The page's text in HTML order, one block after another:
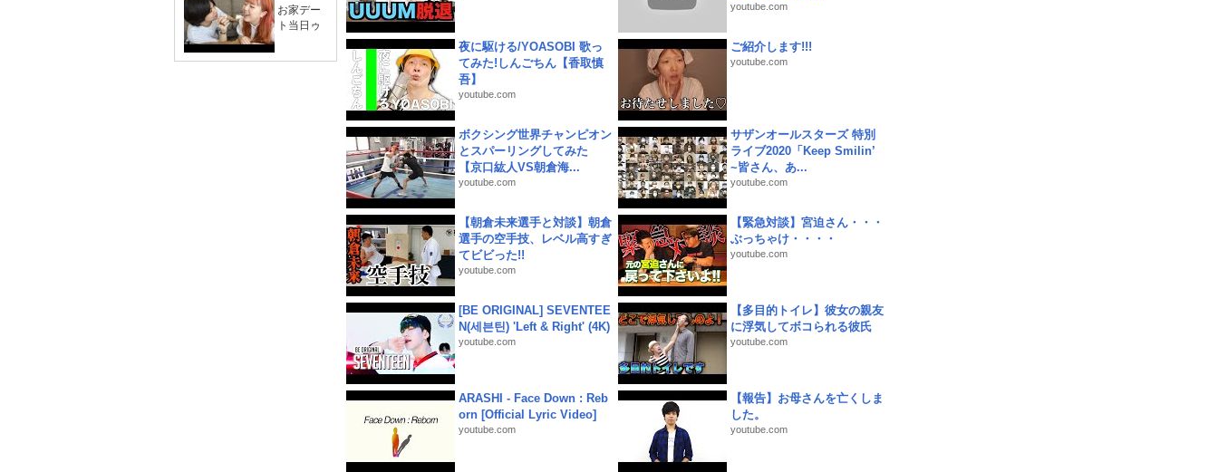
お家デー
ト当日ゥ
youtube.com
夜に駆ける/YOASOBI 歌っ
てみた!しんごちん【香取慎
吾】
youtube.com
ご紹介します!!!
youtube.com
ボクシング世界チャンピオン
とスパーリングしてみた
【京口紘人VS朝倉海...
youtube.com
サザンオールスターズ 特別
ライブ2020「Keep Smilin’
~皆さん、あ...
youtube.com
【朝倉未来選手と対談】朝倉
選手の空手技、レベル高すぎ
てビビった!!
youtube.com
【緊急対談】宮迫さん・・・
ぶっちゃけ・・・・
youtube.com
[BE ORIGINAL] SEVENTEE
N(세븐틴) 'Left & Right' (4K)
youtube.com
【多目的トイレ】彼女の親友
に浮気してボコられる彼氏
youtube.com
ARASHI - Face Down : Reb
orn [Official Lyric Video]
youtube.com
【報告】お母さんを亡くしま
した。
youtube.com